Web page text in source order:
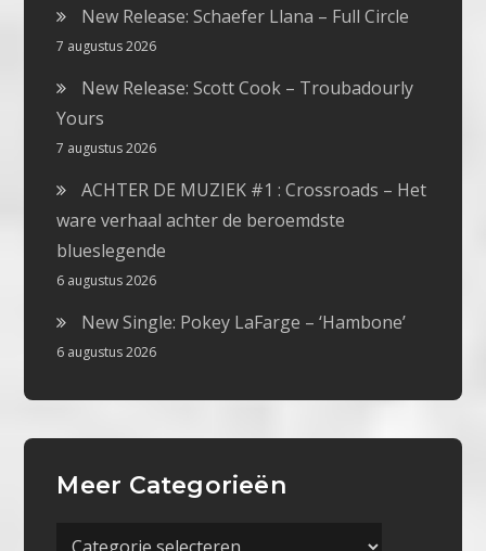
New Release: Schaefer Llana – Full Circle
7 augustus 2026
New Release: Scott Cook – Troubadourly
Yours
7 augustus 2026
ACHTER DE MUZIEK #1 : Crossroads – Het
ware verhaal achter de beroemdste
blueslegende
6 augustus 2026
New Single: Pokey LaFarge – ‘Hambone’
6 augustus 2026
Meer Categorieën
Meer